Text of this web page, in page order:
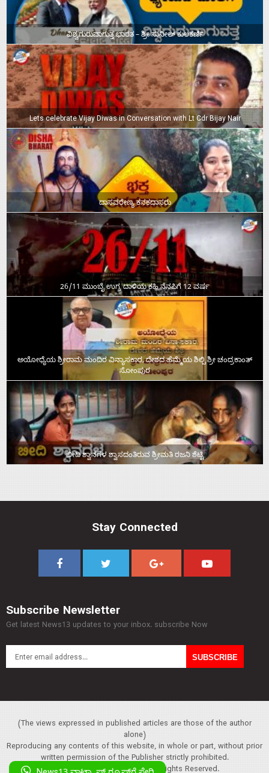
ವಿಶ್ವಗುರುವಾಗುತ್ತ ಭಾರತ – ಶ್ರೀ ಸುನೀಲ್‌ ಕುಲಕರ್ಣಿ
Lets celebrate Vijay Diwas in Conversation with Lt Cdr Bijay Nair
ದಾಸವರೇಣ್ಯ ಕನಕದಾಸರು
26/11 ಮುಂಬೈ ಉಗ್ರ ದಾಳಿಯ ಕಹಿ ನೆನಪಿಗೆ 12 ವರ್ಷ
ಅಯೋಧ್ಯೆಯ ಶ್ರೀರಾಮ ಮಂದಿರ ವಿನ್ಯಾಸಕಾರ, ದೇಶದ ಹೆಮ್ಮೆಯ ಶಿಲ್ಪಿ ಶ್ರೀ ಚಂದ್ರಕಾಂತ್‌
ಸೋಂಪುರ
ಬೀದಿ ಶ್ವಾನಗಳ ಶ್ವಾಸದಂತಿರುವ ಶ್ರೀಮತಿ ರಜನಿ ಶೆಟ್ಟಿ
Stay Connected
Subscribe Newsletter
Get latest News13 updates to your inbox. subscribe Now
(The views expressed in published articles are those of the author
alone)
Reproducing any contents of this website, in whole or part, without prior
written permission of the Publisher strictly prohibited.
Copyright :© 2013 News13. All Rights Reserved.